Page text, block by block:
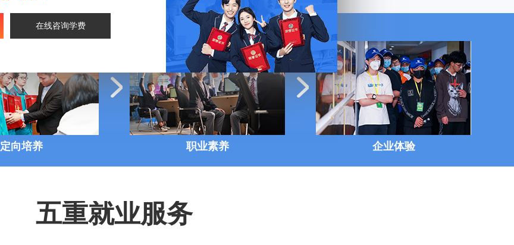
定向培养 职业素养 企业体验
五重就业服务
在线咨询学费